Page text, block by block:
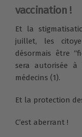
vaccination !
Et la
juillet, les
désormais être
sera autorisée
médecins (1).
Et la protection
C’est aberrant !